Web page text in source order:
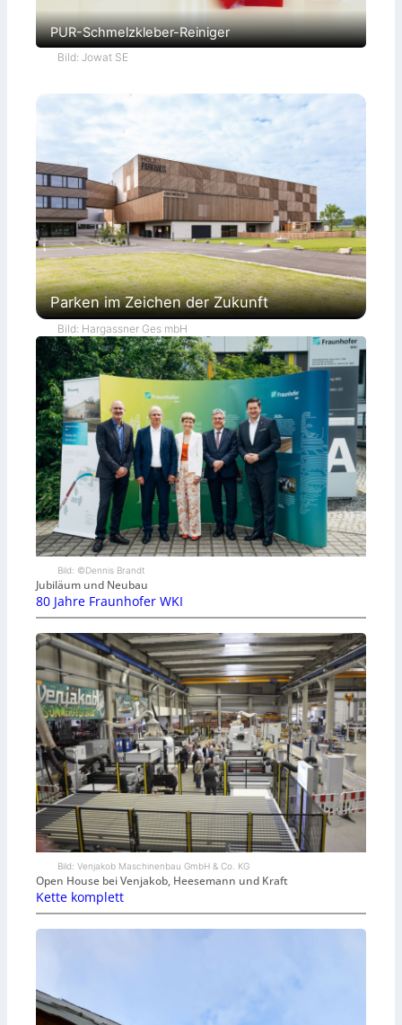
PUR-Schmelzkleber-Reiniger
Bild: Jowat SE
Parken im Zeichen der Zukunft
Bild: Hargassner Ges mbH
Bild: ©Dennis Brandt
Jubiläum und Neubau
80 Jahre Fraunhofer WKI
Bild: Venjakob Maschinenbau GmbH & Co. KG
Open House bei Venjakob, Heesemann und Kraft
Kette komplett